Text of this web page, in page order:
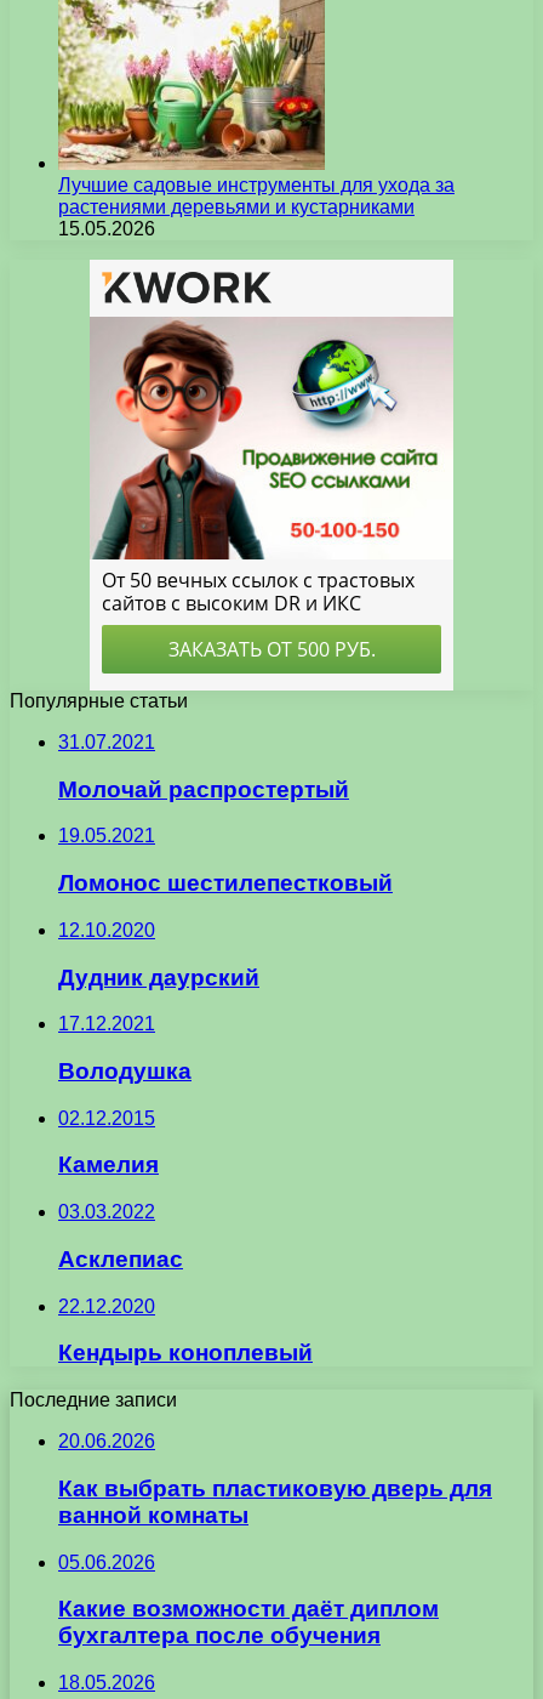
Лучшие садовые инструменты для ухода за
растениями деревьями и кустарниками
15.05.2026
Популярные статьи
31.07.2021
Молочай распростертый
19.05.2021
Ломонос шестилепестковый
12.10.2020
Дудник даурский
17.12.2021
Володушка
02.12.2015
Камелия
03.03.2022
Асклепиас
22.12.2020
Кендырь коноплевый
Последние записи
20.06.2026
Как выбрать пластиковую дверь для
ванной комнаты
05.06.2026
Какие возможности даёт диплом
бухгалтера после обучения
18.05.2026